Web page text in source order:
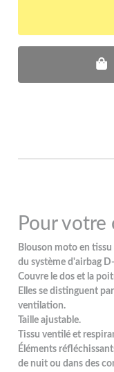
Pour
Blouson moto en
du système d'airbag
Couvre le dos et la
Elles se distinguent
ventilation.
Taille ajustable.
Tissu ventilé et
Éléments
de nuit ou dans des